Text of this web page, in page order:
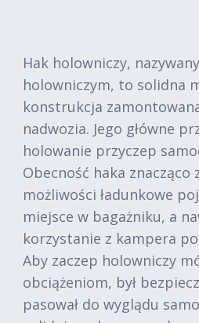
Hak holowniczy,
holowniczym, to solidna
konstrukcja
nadwozia. Jego główne
holowanie przyczep
Obecność haka znacząco
możliwości ładunkowe
miejsce w bagażniku, a
korzystanie z kampera
Aby zaczep holowniczy
obciążeniom, był
pasował do wyglądu